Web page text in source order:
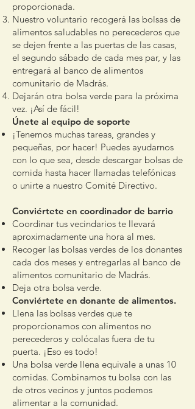
proporcionada.
Nuestro voluntario recogerá las bolsas de
alimentos saludables no perecederos que
se dejen frente a las puertas de las casas,
el segundo sábado de cada mes par, y las
entregará al banco de alimentos
comunitario de Madrás.
Dejarán otra bolsa verde para la próxima
vez. ¡Así de fácil!
Únete al equipo de soporte
¡Tenemos muchas tareas, grandes y
pequeñas, por hacer! Puedes ayudarnos
con lo que sea, desde descargar bolsas de
comida hasta hacer llamadas telefónicas
o unirte a nuestro Comité Directivo.
Conviértete en coordinador de barrio
Coordinar tus vecindarios te llevará
aproximadamente una hora al mes.
Recoger las bolsas verdes de los donantes
cada dos meses y entregarlas al banco de
alimentos comunitario de Madrás.
Deja otra bolsa verde.
Conviértete en donante de alimentos.
Llena las bolsas verdes que te
proporcionamos con alimentos no
perecederos y colócalas fuera de tu
puerta. ¡Eso es todo!
Una bolsa verde llena equivale a unas 10
comidas. Combinamos tu bolsa con las
de otros vecinos y juntos podemos
alimentar a la comunidad.